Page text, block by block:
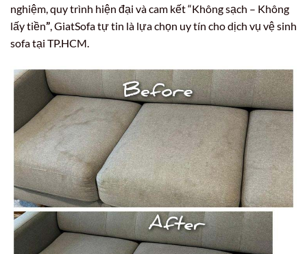
nghiệm, quy trình hiện đại và cam kết “Không sạch – Không
lấy tiền”, GiatSofa tự tin là lựa chọn uy tín cho dịch vụ vệ sinh
sofa tại TP.HCM.